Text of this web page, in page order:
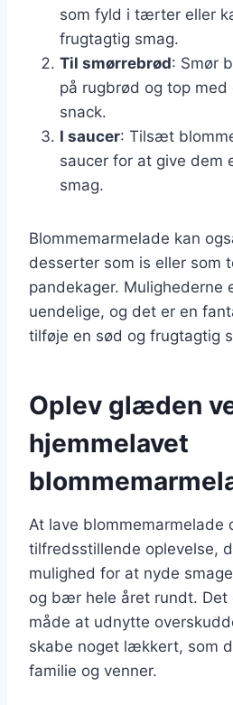
som fyld i tærter eller
frugtagtig smag.
Til smørrebrød: Smør
på rugbrød og top
snack.
I saucer: Tilsæt
saucer for at give dem
smag.
Blommemarmelade kan
desserter som is eller som
pandekager. Mulighederne
uendelige, og det er en
tilføje en sød og frugtagtig
Oplev glæden
hjemmelavet
At lave blommemarmelade
tilfredsstillende oplevelse,
mulighed for at nyde
og bær hele året rundt. Det
måde at udnytte
skabe noget lækkert, som
familie og venner.